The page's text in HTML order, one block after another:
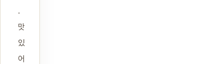
.
맛
있
어